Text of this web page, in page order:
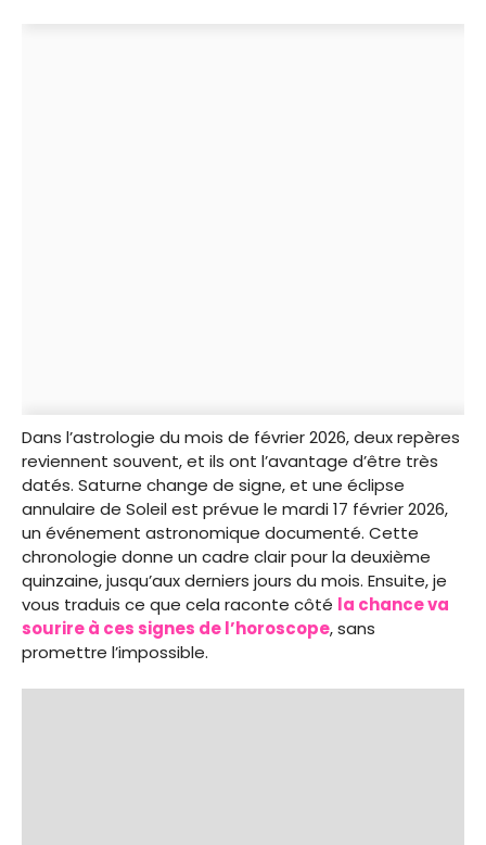
Dans l’astrologie du mois de février 2026, deux repères
reviennent souvent, et ils ont l’avantage d’être très
datés. Saturne change de signe, et une éclipse
annulaire de Soleil est prévue le mardi 17 février 2026,
un événement astronomique documenté. Cette
chronologie donne un cadre clair pour la deuxième
quinzaine, jusqu’aux derniers jours du mois. Ensuite, je
vous traduis ce que cela raconte côté la chance va
sourire à ces signes de l’horoscope, sans
promettre l’impossible.